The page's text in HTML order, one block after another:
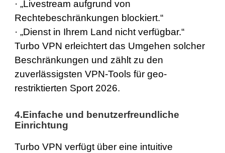
· „Livestream aufgrund von
Rechtebeschränkungen blockiert.“
· „Dienst in Ihrem Land nicht verfügbar.“
Turbo VPN erleichtert das Umgehen solcher
Beschränkungen und zählt zu den
zuverlässigsten VPN-Tools für geo-
restriktierten Sport 2026.
4.Einfache und benutzerfreundliche
Einrichtung
Turbo VPN verfügt über eine intuitive